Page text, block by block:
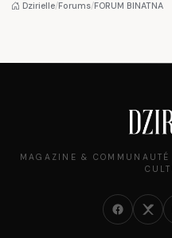
pièce
Dzirielle/Forums/FORUM BINATNA
MAGAZINE &